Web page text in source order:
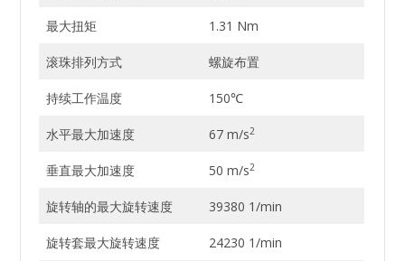
最大扭矩 1.31 Nm
滚珠排列方式 螺旋布置
持续工作温度 150℃
水平最大加速度 67 m/s2
垂直最大加速度 50 m/s2
旋转轴的最大旋转速度 39380 1/min
旋转套最大旋转速度 24230 1/min